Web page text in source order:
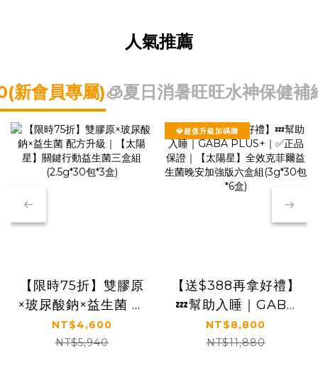
人氣推薦
新會員專屬)🧊夏日消暑旺旺水神保健補
【限時75折】雙膠原
×玻尿酸鈉×益生菌 配
方升級｜【太陽星】
關鍵行動益生菌三盒
NT$4,600
NT$5,940
💎超值升級加碼贈
【送$388再拿好禮】
💤幫助入睡｜GABA
PLUS+｜✅正品保證
｜【太陽星】全效克
NT$8,800
NT$11,880